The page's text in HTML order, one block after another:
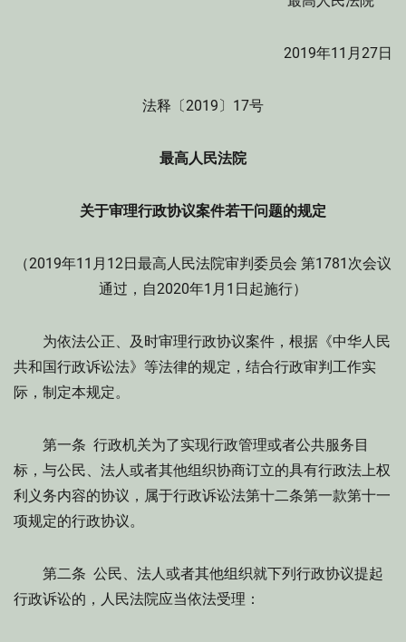
2019年11月27日
法释〔2019〕17号
最高人民法院
关于审理行政协议案件若干问题的规定
（2019年11月12日最高人民法院审判委员会 第1781次会议
通过，自2020年1月1日起施行）
为依法公正、及时审理行政协议案件，根据《中华人民
共和国行政诉讼法》等法律的规定，结合行政审判工作实
际，制定本规定。
第一条 行政机关为了实现行政管理或者公共服务目
标，与公民、法人或者其他组织协商订立的具有行政法上权
利义务内容的协议，属于行政诉讼法第十二条第一款第十一
项规定的行政协议。
第二条 公民、法人或者其他组织就下列行政协议提起
行政诉讼的，人民法院应当依法受理：